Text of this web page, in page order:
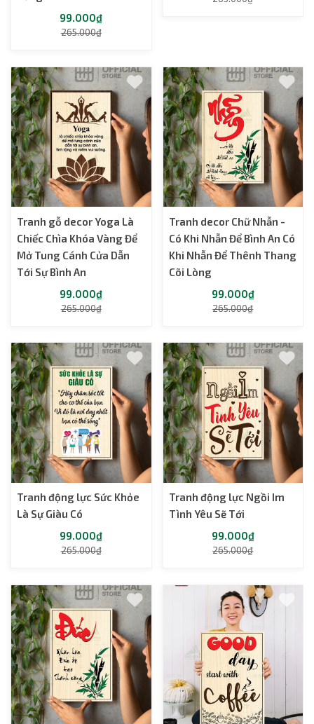
99.000₫
265.000₫
Tranh gỗ decor Yoga Là
Chiếc Chìa Khóa Vàng Để
Mở Tung Cánh Cửa Dẫn
Tới Sự Bình An
99.000₫
265.000₫
Tranh decor Chữ Nhẫn -
Có Khi Nhẫn Để Bình An Có
Khi Nhẫn Để Thênh Thang
Cõi Lòng
99.000₫
265.000₫
Tranh động lực Sức Khỏe
Là Sự Giàu Có
99.000₫
265.000₫
Tranh động lực Ngồi Im
Tình Yêu Sẽ Tới
99.000₫
265.000₫